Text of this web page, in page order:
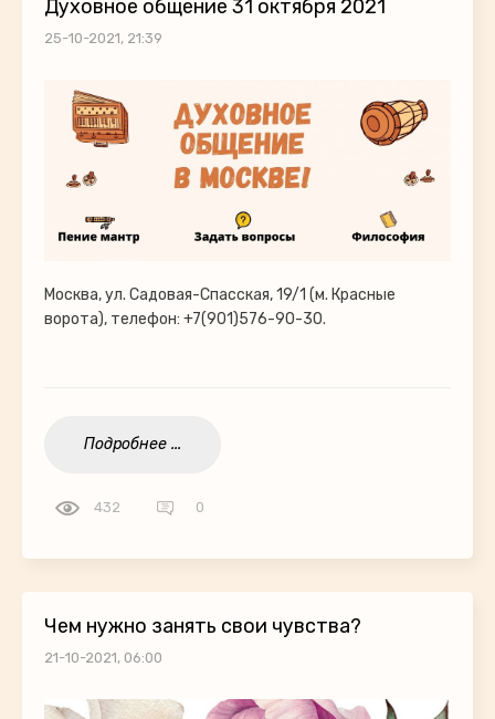
Духовное общение 31 октября 2021
25-10-2021, 21:39
Москва, ул. Садовая-Спасская, 19/1 (м. Красные
ворота), телефон: +7(901)576-90-30.
Подробнее ...
432 0
Чем нужно занять свои чувства?
21-10-2021, 06:00